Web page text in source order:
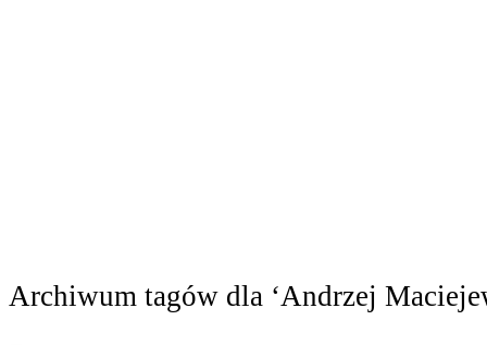
Archiwum tagów dla ‘Andrzej